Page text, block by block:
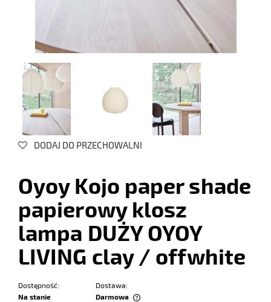
DODAJ DO PRZECHOWALNI
Oyoy Kojo paper shade
papierowy klosz
lampa DUŻY OYOY
LIVING clay / offwhite
Dostępność:
Na stanie
Dostawa:
Darmowa